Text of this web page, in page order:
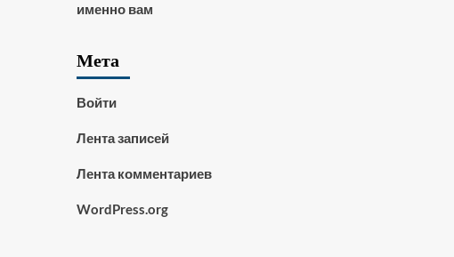
именно вам
Мета
Войти
Лента записей
Лента комментариев
WordPress.org